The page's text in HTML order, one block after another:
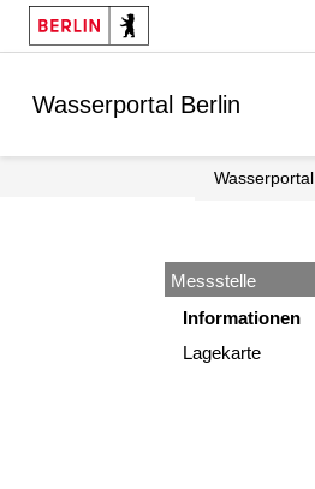
Springe zur Navigation
Springe zum Inhalt
Wasserportal Berlin
Wasserportal
Messstelle
Informationen
Lagekarte